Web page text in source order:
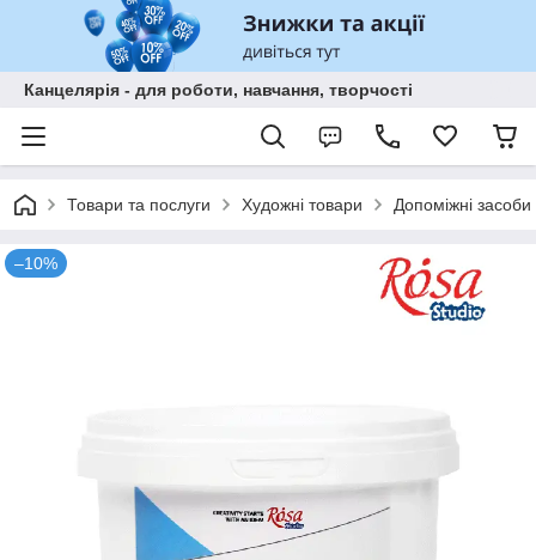
Канцелярія - для роботи, навчання, творчості
Товари та послуги Художні товари Допоміжні
–10%